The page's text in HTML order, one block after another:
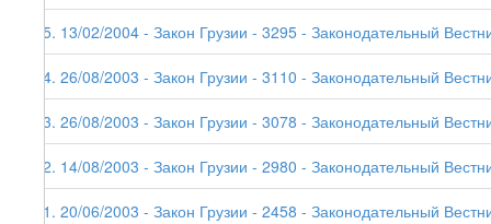
25. 13/02/2004 - Закон Грузии - 3295 - Законодательный
24. 26/08/2003 - Закон Грузии - 3110 - Законодательный
23. 26/08/2003 - Закон Грузии - 3078 - Законодательный
22. 14/08/2003 - Закон Грузии - 2980 - Законодательный
21. 20/06/2003 - Закон Грузии - 2458 - Законодательный